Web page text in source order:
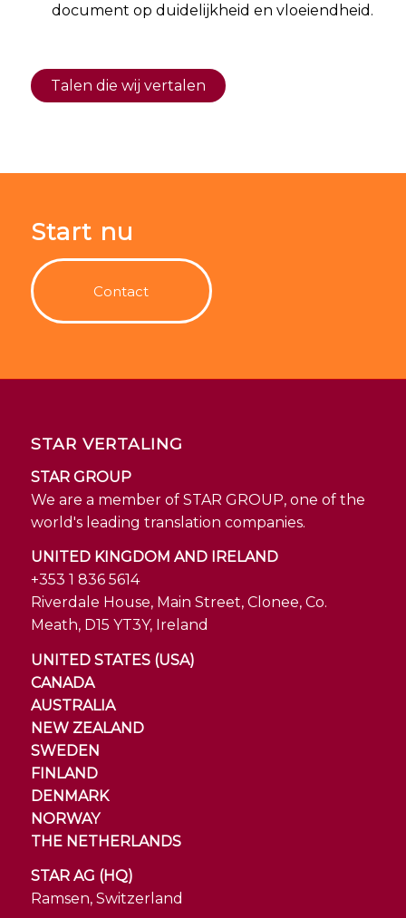
document op duidelijkheid en vloeiendheid.
Talen die wij vertalen
Start nu
Contact
STAR VERTALING
STAR GROUP
We are a member of STAR GROUP, one of the
world's leading translation companies.
UNITED KINGDOM AND IRELAND
+353 1 836 5614
Riverdale House, Main Street, Clonee, Co.
Meath, D15 YT3Y, Ireland
UNITED STATES (USA)
CANADA
AUSTRALIA
NEW ZEALAND
SWEDEN
FINLAND
DENMARK
NORWAY
THE NETHERLANDS
STAR AG (HQ)
Ramsen, Switzerland